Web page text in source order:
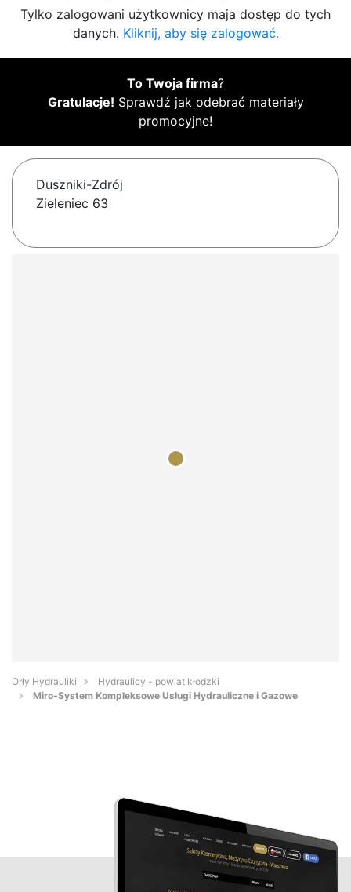
Tylko zalogowani użytkownicy maja dostęp do tych
danych. Kliknij, aby się zalogować.
To Twoja firma?
Gratulacje! Sprawdź jak odebrać materiały
promocyjne!
Duszniki-Zdrój
Zieleniec 63
Orły Hydrauliki
Hydraulicy - powiat kłodzki
Miro-System Kompleksowe Usługi Hydrauliczne i Gazowe